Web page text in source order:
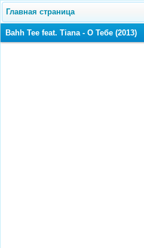
Главная страница
Bahh Tee feat. Tiana - О Тебе (2013)